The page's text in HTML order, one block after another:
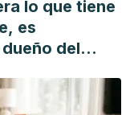
lo que tiene
es
del